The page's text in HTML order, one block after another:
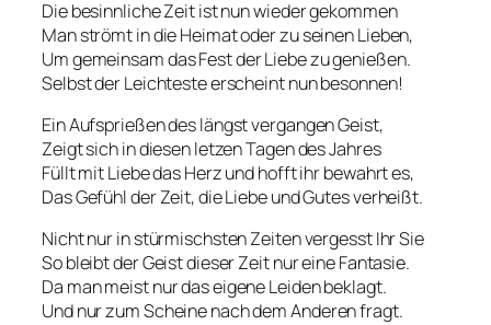
Die besinnliche Zeit ist nun wieder gekommen
Man strömt in die Heimat oder zu seinen Lieben,
Um gemeinsam das Fest der Liebe zu genießen.
Selbst der Leichteste erscheint nun besonnen!
Ein Aufsprießen des längst vergangen Geist,
Zeigt sich in diesen letzen Tagen des Jahres
Füllt mit Liebe das Herz und hofft ihr bewahrt es,
Das Gefühl der Zeit, die Liebe und Gutes verheißt.
Nicht nur in stürmischsten Zeiten vergesst Ihr Sie
So bleibt der Geist dieser Zeit nur eine Fantasie.
Da man meist nur das eigene Leiden beklagt.
Und nur zum Scheine nach dem Anderen fragt.